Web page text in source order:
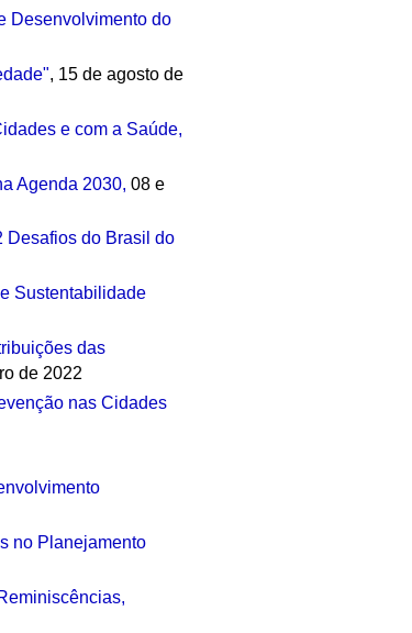
Desenvolvimento do
, 15 de agosto de
e com a Saúde,
Agenda 2030, 08 e
Desafios do Brasil do
Sustentabilidade
das
de 2022
nas Cidades
no Planejamento